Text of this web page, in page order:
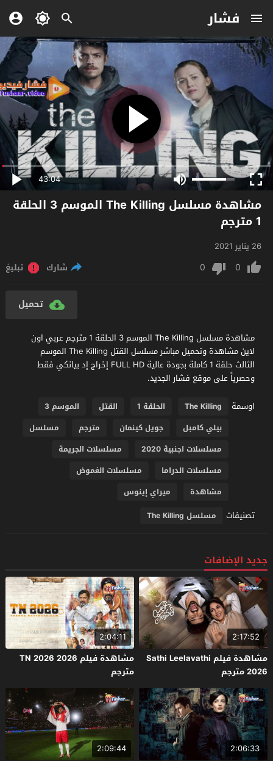
فشار
43:04
مشاهدة مسلسل The Killing الموسم 3 الحلقة
1 مترجم
26 يناير 2021
0
0 شارك تبليغ
تحميل
مشاهدة مسلسل The Killing الموسم 3 الحلقة 1 مترجم عربي اون
لاين مشاهدة وتحميل مباشر مسلسل القتل The Killing الموسم
الثالث حلقة 1 كاملة بجودة عالية FULL HD إخراج إد بيانكي فقط
وحصرياً على موقع فشار الجديد.
اوسمة
The Killing الحلقة 1 القتل
الموسم 3
بيلي كامبل
جويل كينمان مترجم
مسلسل
مسلسلات اجنبية 2020
مسلسلات الجريمة
مسلسلات الدراما
مسلسلات الغموض
مشاهدة
ميراي إينوس
تصنيفات مسلسل The Killing
جديد الإضافات
2:17:52
مشاهدة فيلم Sathi Leelavathi
2026 مترجم
2:04:11
مشاهدة فيلم TN 2026 2026
مترجم
2:06:33
2:09:44